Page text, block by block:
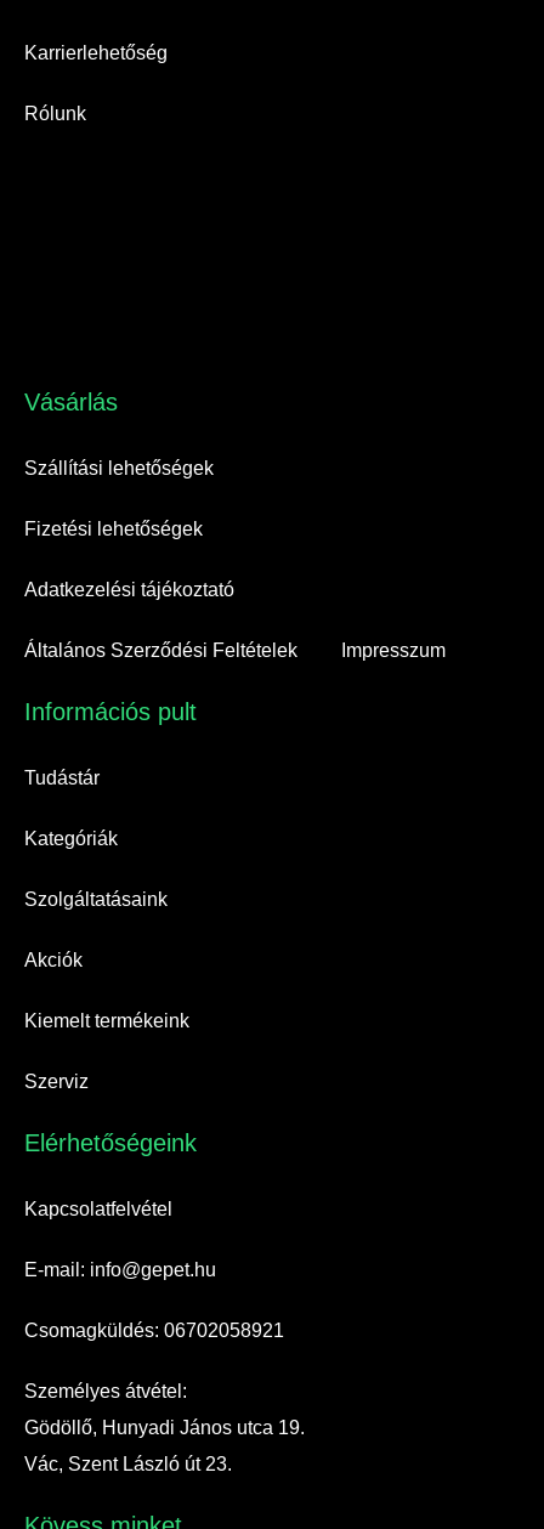
Karrierlehetőség
Rólunk
Vásárlás​
Szállítási lehetőségek
Fizetési lehetőségek
Adatkezelési tájékoztató
Általános Szerződési Feltételek Impresszum
Információs pult​
Tudástár
Kategóriák
Szolgáltatásaink
Akciók
Kiemelt termékeink
Szerviz
Elérhetőségeink​
Kapcsolatfelvétel
E-mail: info@gepet.hu
Csomagküldés: 06702058921
Személyes átvétel:
Gödöllő, Hunyadi János utca 19.
Vác, Szent László út 23.